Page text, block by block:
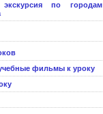
экскурсия по городам
фильмы к уроку